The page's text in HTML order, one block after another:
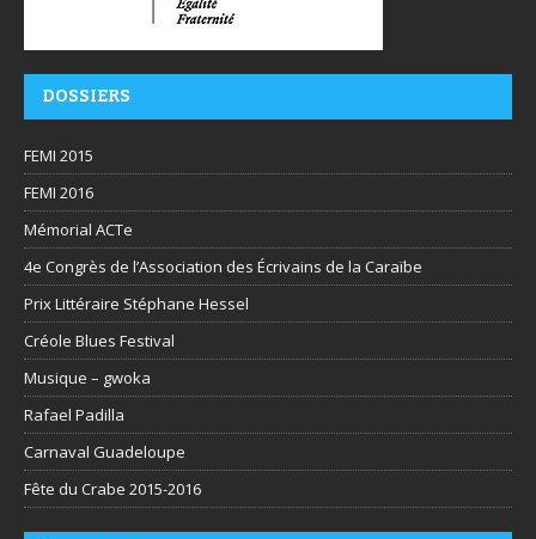
DOSSIERS
FEMI 2015
FEMI 2016
Mémorial ACTe
4e Congrès de l’Association des Écrivains de la Caraïbe
Prix Littéraire Stéphane Hessel
Créole Blues Festival
Musique – gwoka
Rafael Padilla
Carnaval Guadeloupe
Fête du Crabe 2015-2016